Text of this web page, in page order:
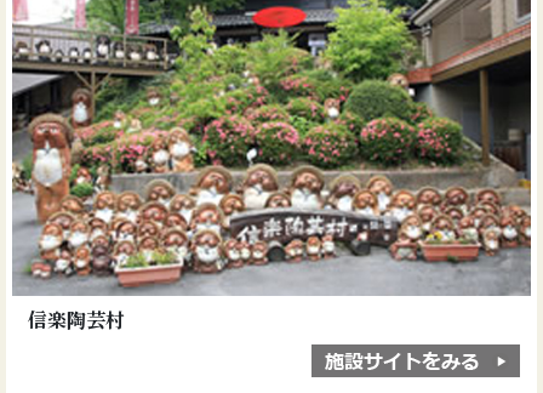
信楽陶芸村